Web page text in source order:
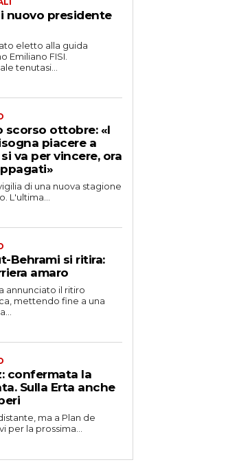
nuovo presidente
eletto alla guida
Emiliano FISI.
tenutasi...
scorso ottobre: «I
piacere a
va per vincere, ora
di una nuova stagione
L'ultima...
Behrami si ritira:
amaro
annunciato il ritiro
mettendo fine a una
confermata la
Sulla Erta anche
ma a Plan de
per la prossima...